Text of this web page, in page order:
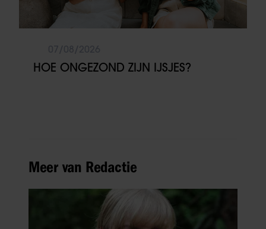
HOE ONGEZOND ZIJN IJSJES?
Meer van Redactie